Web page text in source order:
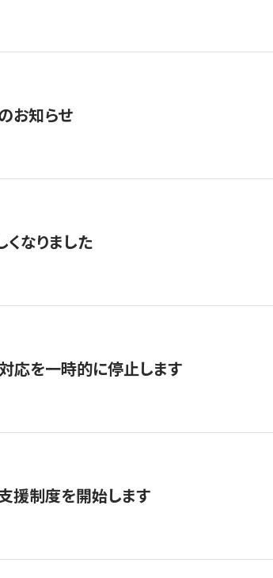
お知らせ
なりました
応を一時的に停止します
援制度を開始します